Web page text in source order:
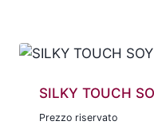
SILKY TOUCH
Prezzo riservato